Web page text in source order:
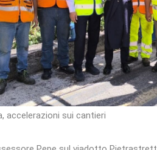
accelerazioni sui cantieri